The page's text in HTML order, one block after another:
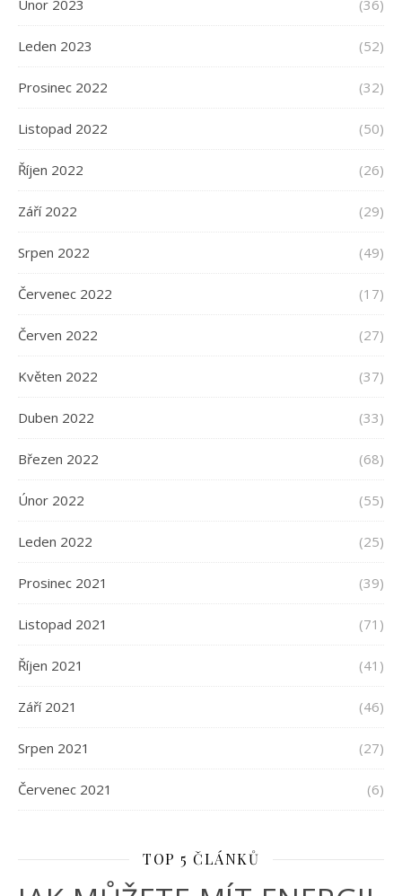
Únor 2023 (36)
Leden 2023 (52)
Prosinec 2022 (32)
Listopad 2022 (50)
Říjen 2022 (26)
Září 2022 (29)
Srpen 2022 (49)
Červenec 2022 (17)
Červen 2022 (27)
Květen 2022 (37)
Duben 2022 (33)
Březen 2022 (68)
Únor 2022 (55)
Leden 2022 (25)
Prosinec 2021 (39)
Listopad 2021 (71)
Říjen 2021 (41)
Září 2021 (46)
Srpen 2021 (27)
Červenec 2021 (6)
TOP 5 ČLÁNKŮ